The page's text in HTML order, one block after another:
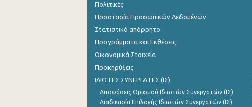
Πολιτικές
Προστασία Προσωπικών Δεδομένων
Στατιστικό απόρρητο
Προγράμματα και Εκθέσεις
Οικονομικά Στοιχεία
Προκηρύξεις
ΙΔΙΩΤΕΣ ΣΥΝΕΡΓΑΤΕΣ (ΙΣ)
Αποφάσεις Ορισμού Ιδιωτών Συνεργατών (ΙΣ)
Διαδικασία Επιλογής Ιδιωτών Συνεργατών (ΙΣ)